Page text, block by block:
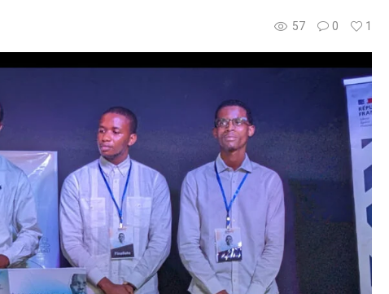
57 0 1